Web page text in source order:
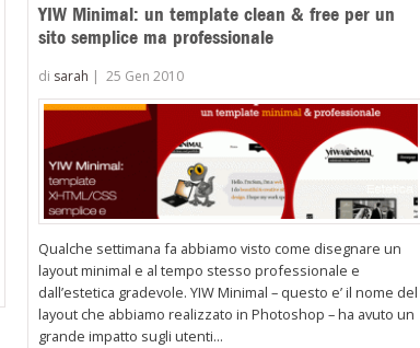
YIW Minimal: un template clean & free per un
sito semplice ma professionale
di sarah |25 Gen 2010
Qualche settimana fa abbiamo visto come disegnare un
layout minimal e al tempo stesso professionale e
dall’estetica gradevole. YIW Minimal – questo e’ il nome del
layout che abbiamo realizzato in Photoshop – ha avuto un
grande impatto sugli utenti...